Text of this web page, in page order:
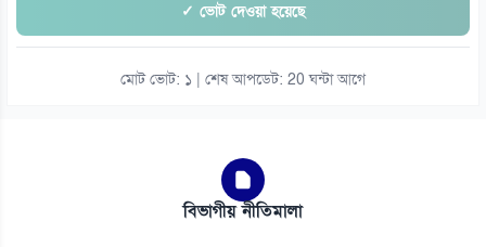
✓ ভোট দেওয়া হয়েছে
মোট ভোট: ১ | শেষ আপডেট: 20 ঘন্টা আগে
বিভাগীয় নীতিমালা